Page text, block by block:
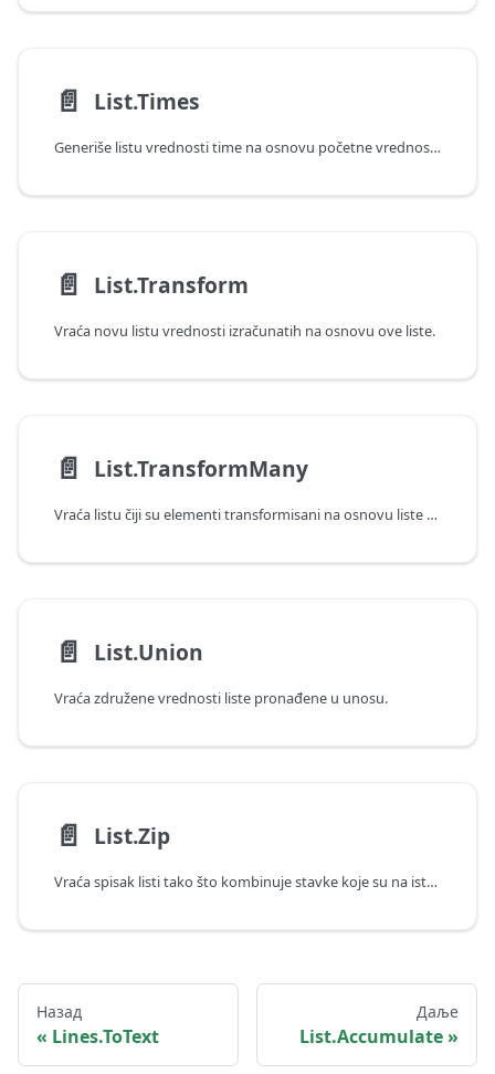
📄️ List.Times
Generiše listu vrednosti time na osnovu početne vrednosti, broja i inkrementalne vrednosti trajanja.
📄️ List.Transform
Vraća novu listu vrednosti izračunatih na osnovu ove liste.
📄️ List.TransformMany
Vraća listu čiji su elementi transformisani na osnovu liste unosa pomoću navedenih funkcija.
📄️ List.Union
Vraća združene vrednosti liste pronađene u unosu.
📄️ List.Zip
Vraća spisak listi tako što kombinuje stavke koje su na istom položaju na više listi.
Назад
Lines.ToText
Даље
List.Accumulate